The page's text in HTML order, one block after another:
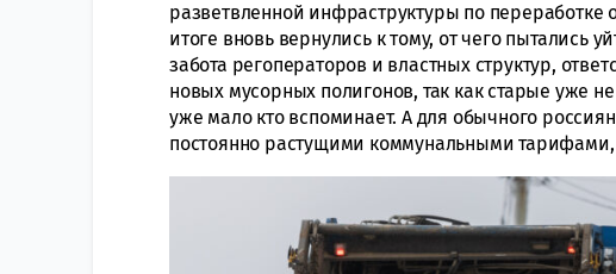
разветвленной инфраструктуры по
итоге вновь вернулись к тому, от чего пытались
забота регоператоров и властных структур,
новых мусорных полигонов, так как старые уже
уже мало кто вспоминает. А для обычного
постоянно растущими коммунальными